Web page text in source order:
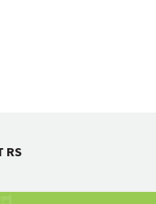
RS